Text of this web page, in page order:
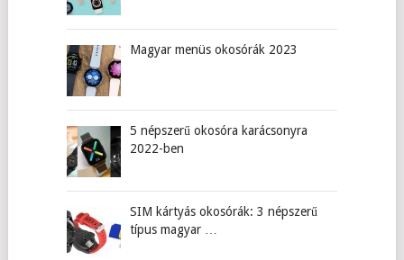
Magyar menüs okosórák 2023
5 népszerű okosóra karácsonyra
2022-ben
SIM kártyás okosórák: 3 népszerű
típus magyar …